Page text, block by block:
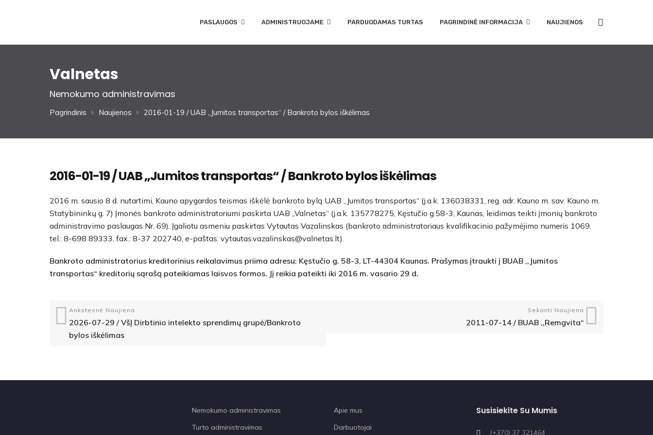
PASLAUGOS ADMINISTRUOJAME PARDUODAMAS TURTAS PAGRINDINĖ INFORMACIJA NAUJIENOS
Valnetas
Nemokumo administravimas
Pagrindinis Naujienos 2016-01-19 / UAB „Jumitos transportas“ / Bankroto bylos iškėlimas
2016-01-19 / UAB „Jumitos transportas“ / Bankroto bylos iškėlimas
2016 m. sausio 8 d. nutartimi, Kauno apygardos teismas iškėlė bankroto bylą UAB „Jumitos transportas“ (j.a.k. 136038331, reg. adr. Kauno m. sav. Kauno m.
Statybininkų g. 7) Įmonės bankroto administratoriumi paskirta UAB „Valnetas“ (j.a.k. 135778275, Kęstučio g.58-3, Kaunas, leidimas teikti įmonių bankroto
administravimo paslaugas Nr. 69). Įgaliotu asmeniu paskirtas Vytautas Vazalinskas (bankroto administratoriaus kvalifikacinio pažymėjimo numeris 1069,
tel.: 8-698 89333, fax.: 8-37 202740, e-paštas: vytautas.vazalinskas@valnetas.lt).
Bankroto administratorius kreditorinius reikalavimus priima adresu: Kęstučio g. 58-3, LT-44304 Kaunas. Prašymas įtraukti į BUAB ,,Jumitos
transportas“ kreditorių sąrašą pateikiamas laisvos formos. Jį reikia pateikti iki 2016 m. vasario 29 d.
Ankstesnė Naujiena
2026-07-29 / VšĮ Dirbtinio intelekto sprendimų grupė/Bankroto
bylos iškėlimas
Sekanti Naujiena
2011-07-14 / BUAB ,,Remgvita“
Nemokumo administravimas
Turto administravimas
Apie mus
Darbuotojai
Susisiekite Su Mumis
(+370) 37 321464